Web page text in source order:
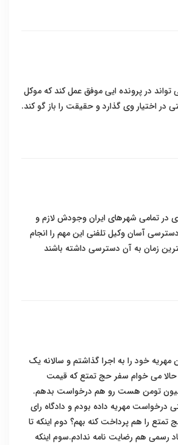
تواند در پرونده ایی موفق عمل کند که موکل
در اختیار وی گذارد و حقیقت را باز گو کند.
در تمامی شهرهای ایران وجودش لازم و
آسان وکیل تلفنی این مهم را انجام
زمان به آن دسترسی داشته باشند
خود را به اجرا گذاشتم و سالانه یک
می خوام سفر حج تمتع که قیمت
آن 250 میلیون تومن هست رو هم درخواست بدهم.
درخواست مهریه داده بودم و دادگاه رای
را هم پرداخت کنه بهم؟ دوم اینکه تا
رسمی هم رضایت نامه ندادم.سوم اینکه